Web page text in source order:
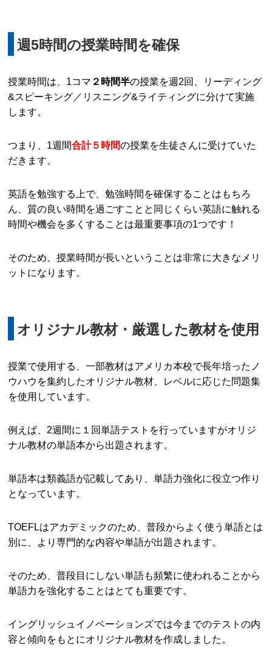
週5時間の授業時間を確保
授業時間は、1コマ ２時間半の授業を週2回、リーディング
&スピーキング／リスニング&ライティングに分けて実施
します。
つまり、1週間合計５時間の授業を生徒さんに受けていた
だきます。
英語を勉強する上で、勉強時間を確保することはもちろ
ん、質の良い時間を過ごすことと同じくらい英語に触れる
時間や機会を多くすることは最重要事項の1つです！
そのため、授業時間が長いということは非常に大きなメリ
ットになります。
オリジナル教材・厳選した教材を使用
授業で使用する、一部教材はアメリカ本校で長年培ったノ
ウハウを集約したオリジナル教材、レベルに応じた問題集
を使用しています。
例えば、2週間に１回単語テストを行っていますがオリジ
ナル教材の単語本から出題されます。
単語本は類義語が記載してあり、単語力強化に役立つ作り
となっています。
TOEFLはアカデミックのため、普段からよく使う単語とは
別に、より専門的な内容や単語が出題されます。
そのため、普段目にしない単語も頻繁に使われることから
単語力を強化することはとても重要です。
イングリッシュイノベーションズでは今までのテストの内
容と傾向をもとにオリジナル教材を作成しました。